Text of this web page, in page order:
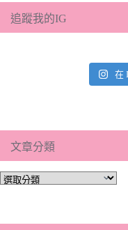
追蹤我的IG
在
文章分類
文
類